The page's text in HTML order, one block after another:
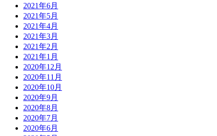
2021年6月
2021年5月
2021年4月
2021年3月
2021年2月
2021年1月
2020年12月
2020年11月
2020年10月
2020年9月
2020年8月
2020年7月
2020年6月